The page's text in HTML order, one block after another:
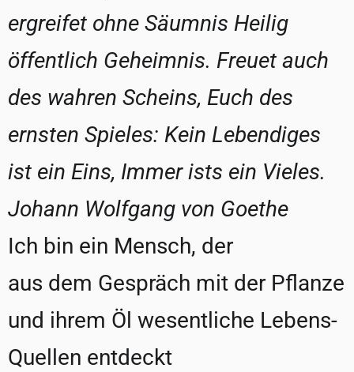
ergreifet ohne Säumnis Heilig
öffentlich Geheimnis. Freuet auch
des wahren Scheins, Euch des
ernsten Spieles: Kein Lebendiges
ist ein Eins, Immer ists ein Vieles.
Johann Wolfgang von Goethe
Ich bin ein Mensch, der
aus dem Gespräch mit der Pflanze
und ihrem Öl wesentliche Lebens-
Quellen entdeckt